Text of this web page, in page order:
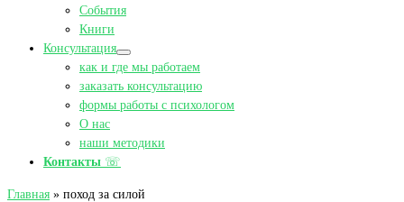
События
Книги
Консультация
как и где мы работаем
заказать консультацию
формы работы с психологом
О нас
наши методики
Контакты ☏
Главная » поход за силой